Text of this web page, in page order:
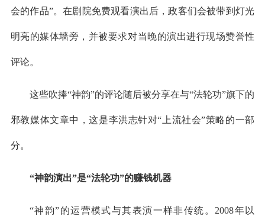
会的作品”。在剧院免费观看演出后，政客们会被带到灯光
明亮的媒体墙旁，并被要求对当晚的演出进行现场赞誉性
评论。
这些吹捧“神韵”的评论随后被分享在与“法轮功”旗下的
邪教媒体文章中，这是李洪志针对“上流社会”策略的一部
分。
“神韵演出”是“法轮功”的赚钱机器
“神韵”的运营模式与其表演一样非传统。2008年以